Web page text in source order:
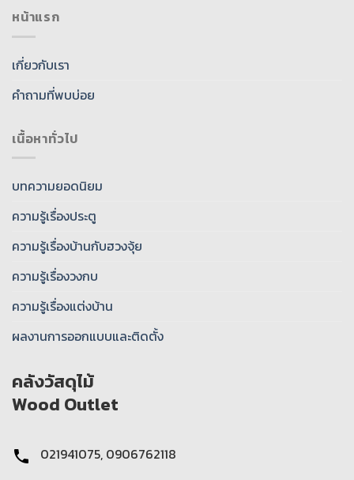
หน้าแรก
เกี่ยวกับเรา
คำถามที่พบบ่อย
เนื้อหาทั่วไป
บทความยอดนิยม
ความรู้เรื่องประตู
ความรู้เรื่องบ้านกับฮวงจุ้ย
ความรู้เรื่องวงกบ
ความรู้เรื่องแต่งบ้าน
ผลงานการออกแบบและติดตั้ง
คลังวัสดุไม้
Wood Outlet
021941075, 0906762118